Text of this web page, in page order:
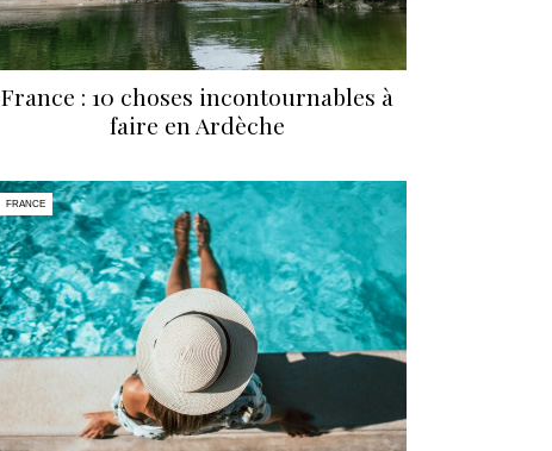
France : 10 choses incontournables à
faire en Ardèche
FRANCE